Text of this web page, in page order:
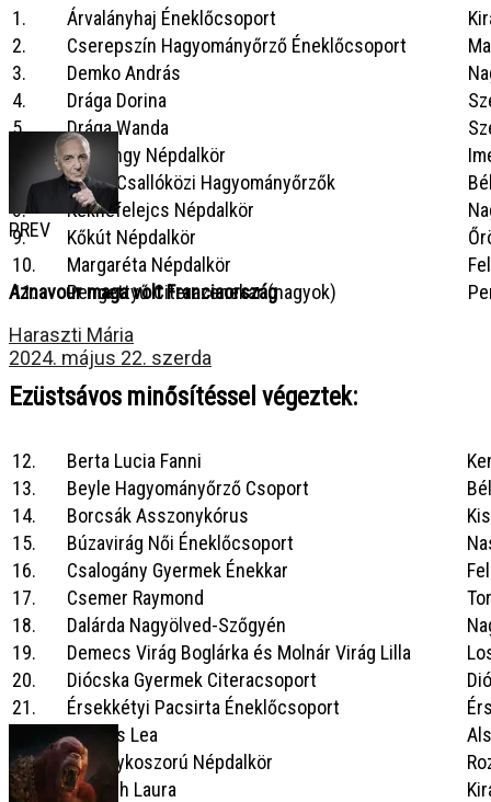
1. Árvalányhaj Éneklőcsoport
2.
Cserepszín Hagyományőrző Éneklőcsoport
3.
Demko András
4.
Drága Dorina
5.
Drága Wanda
Fagyöngy Népdalkör
Felső-Csallóközi Hagyományőrzők
8.
Kéknefelejcs Népdalkör
9.
Kőkút Népdalkör
10.
Margaréta Népdalkör
11.
Pengettyű Citerazenekar (nagyok)
Ezüstsávos minősítéssel végeztek:
12. Berta Lucia Fanni
13.
Beyle Hagyományőrző Csoport
14.
Borcsák Asszonykórus
15.
Búzavirág Női Éneklőcsoport
16.
Csalogány Gyermek Énekkar
17.
Csemer Raymond
18.
Dalárda Nagyölved-Szőgyén
19.
Demecs Virág Boglárka és Molnár Virág Lilla
20.
Diócska Gyermek Citeracsoport
21.
Érsekkétyi Pacsirta Éneklőcsoport
Gyepes Lea
23.
Gyöngykoszorú Népdalkör
24.
Horváth Laura
PREV
Aznavour maga volt Franciaország
Haraszti Mária
2024. május 22. szerda